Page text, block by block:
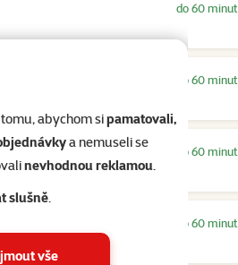
abychom sipamatovali,
a nemuseli se
nevhodnou reklamou.
slušně.
vše
do 60 minut
do 60 minut
do 60 minut
do 60 minut